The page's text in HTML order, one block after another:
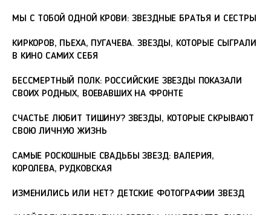
МЫ С ТОБОЙ ОДНОЙ КРОВИ: ЗВЕЗДНЫЕ БРАТЬЯ И СЕСТРЫ
КИРКОРОВ, ПЬЕХА, ПУГАЧЕВА. ЗВЕЗДЫ, КОТОРЫЕ СЫГРАЛИ
В КИНО САМИХ СЕБЯ
БЕССМЕРТНЫЙ ПОЛК: РОССИЙСКИЕ ЗВЕЗДЫ ПОКАЗАЛИ
СВОИХ РОДНЫХ, ВОЕВАВШИХ НА ФРОНТЕ
СЧАСТЬЕ ЛЮБИТ ТИШИНУ? ЗВЕЗДЫ, КОТОРЫЕ СКРЫВАЮТ
СВОЮ ЛИЧНУЮ ЖИЗНЬ
САМЫЕ РОСКОШНЫЕ СВАДЬБЫ ЗВЕЗД: ВАЛЕРИЯ,
КОРОЛЕВА, РУДКОВСКАЯ
ИЗМЕНИЛИСЬ ИЛИ НЕТ? ДЕТСКИЕ ФОТОГРАФИИ ЗВЕЗД